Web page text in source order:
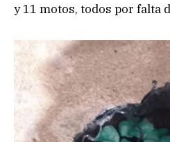
y 11 motos, todos por falta